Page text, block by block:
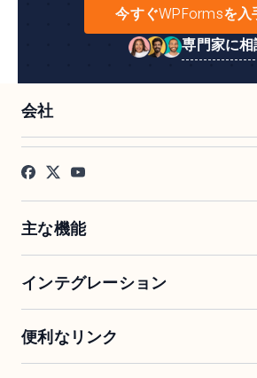
今すぐWPFormsを入
専門家に相
会社
採用情報
お客様の声
プレス
アフィ
主な機能
条件付きロジック
会話型フォーム
フォームランディングページ
エントリー管理
PDF生成
署名フ
インテグレーション
Google Sheets
Salesforce
Stripe
便利なリンク